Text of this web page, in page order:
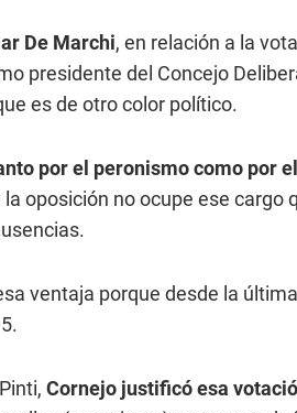
De Marchi, en relación a la
presidente del Concejo
es de otro color político.
por el peronismo como por
oposición no ocupe ese cargo
ventaja porque desde la
Cornejo justificó esa